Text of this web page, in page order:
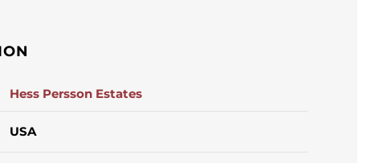
Hess Persson Estates
USA